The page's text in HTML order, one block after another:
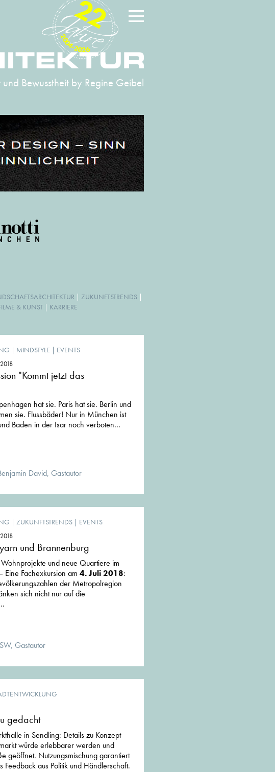
Bewusstheit by Regine Geibel
2004-2026
22
| ZUKUNFTSTRENDS|
& KUNST | KARRIERE
| MINDSTYLE | EVENTS
"Kommt jetzt das
hat sie. Paris hat sie. Berlin und
sie. Flussbäder! Nur in München ist
Baden in der Isar noch verboten...
David, Gastautor
| ZUKUNFTSTRENDS | EVENTS
und Brannenburg
und neue Quartiere im
Eine Fachexkursion am 4. Juli 2018:
der Metropolregion
sich nicht nur auf die
Gastautor
gedacht
in Sendling: Details zu Konzept
würde erlebbarer werden und
geöffnet. Nutzungsmischung garantiert
Feedback aus Politik und Händlerschaft.